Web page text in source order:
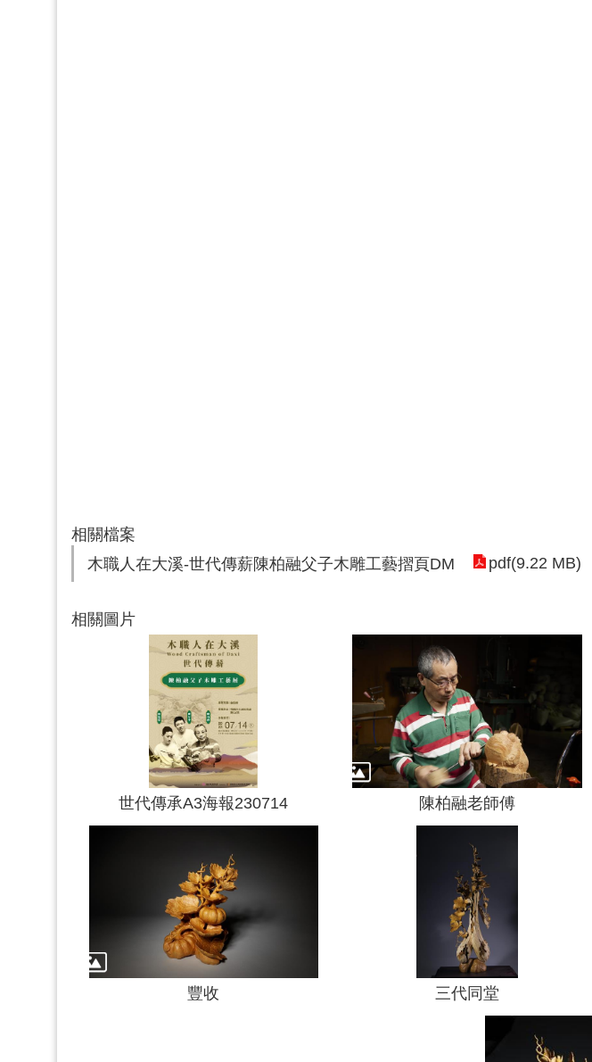
相關檔案
木職人在大溪-世代傳薪陳柏融父子木雕工藝摺頁DM
pdf(9.22 MB)
相關圖片
世代傳承A3海報230714 陳柏融老師傅
豐收 三代同堂